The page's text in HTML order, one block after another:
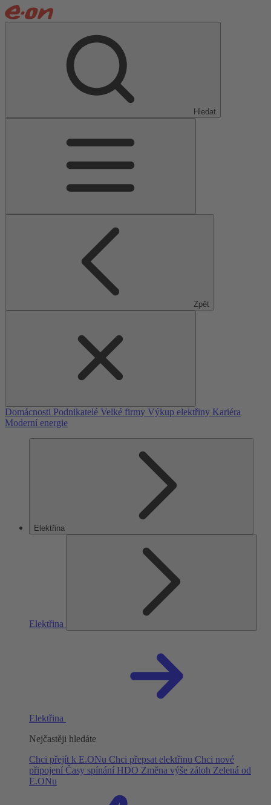
Hledat
Zpět
Domácnosti Podnikatelé Velké firmy Výkup elektřiny Kariéra
Moderní energie
Elektřina
Elektřina
Elektřina
Nejčastěji hledáte
Chci přejít k E.ONu Chci přepsat elektřinu Chci nové
připojení Časy spínání HDO Změna výše záloh Zelená od
E.ONu